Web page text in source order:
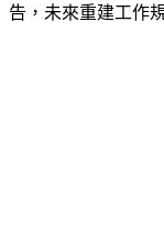
畫」，協助飽受戰